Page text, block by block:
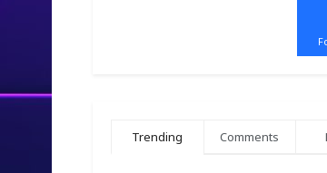
Trending Comments